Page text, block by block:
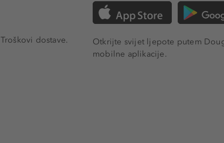
Troškovi dostave.
Otkrijte svijet ljepote putem
mobilne aplikacije.